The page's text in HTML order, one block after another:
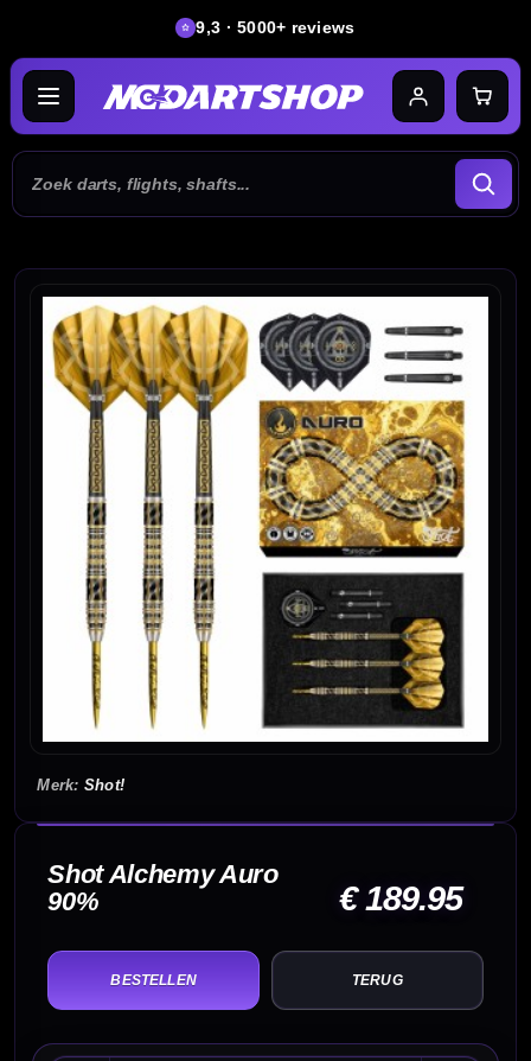
9,3 · 5000+ reviews
Shot!
Shot Alchemy Auro
90%
€ 189.95
TERUG